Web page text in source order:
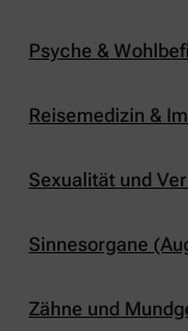
Psyche &
Reisemedizin &
Sexualität und
Sinnesorgane
Zähne und